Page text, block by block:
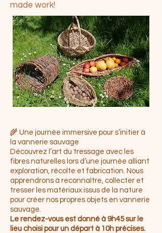
made work!
🌾 Une journée immersive pour s’initier à
la vannerie sauvage
Découvrez l’art du tressage avec les
fibres naturelles lors d’une journée alliant
exploration, récolte et fabrication. Nous
apprendrons à reconnaître, collecter et
tresser les matériaux issus de la nature
pour créer nos propres objets en vannerie
sauvage.
Le rendez-vous est donné à 9h45 sur le
lieu choisi pour un départ à 10h précises.